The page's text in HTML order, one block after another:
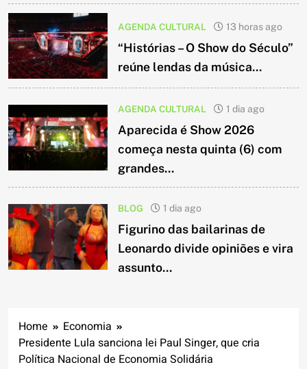
AGENDA CULTURAL 13 horas ago
“Histórias – O Show do Século”
reúne lendas da música...
AGENDA CULTURAL 1 dia ago
Aparecida é Show 2026
começa nesta quinta (6) com
grandes...
BLOG 1 dia ago
Figurino das bailarinas de
Leonardo divide opiniões e vira
assunto...
Home
Economia
Presidente Lula sanciona lei Paul Singer, que cria
Política Nacional de Economia Solidária